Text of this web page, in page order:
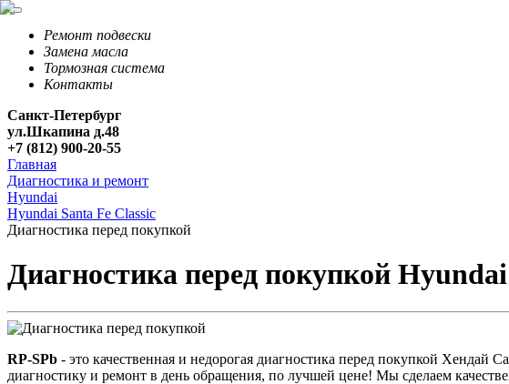
Ремонт подвески
Замена масла
Тормозная система
Контакты
Санкт-Петербург
ул.Шкапина д.48
+7 (812) 900-20-55
Главная
Диагностика и ремонт
Hyundai
Hyundai Santa Fe Classic
Диагностика перед покупкой
Диагностика перед покупкой
RP-SPb - это качественная и недорогая диагностика перед покупкой Хендай
диагностику и ремонт в день обращения, по лучшей цене! Мы сделаем